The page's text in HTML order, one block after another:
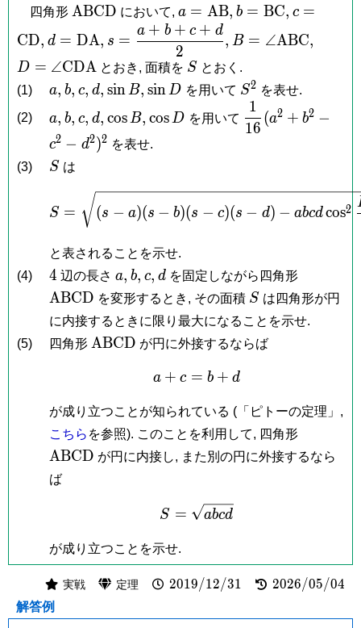
四角形 \mathrm{ABCD}
ABCD において, a =
\mathrm{AB},
a = AB, b =
b = BC, c =
c =
CD, d =
\mathrm{DA},
d = DA,
\dfrac{a+b+c+d}
{2},
s =
2
a + b + c + d
, B =
B = ∠ABC,
D = ∠CDA とおき, 面積を S
S とおく.
(1)
a,
a, b,
b, c,
c, d,
d, \sin
sin B, \sin
sin D を用いて S^2
S2 を表せ.
(2)
a, b,
b, c, d,
d,
\cos
B,
cos B,
\cos
D
cos D を用いて
\dfrac{1}
{16}
16
1
(a2 + b2 −
c2 − d2)2 を表せ.
(3)
S
S は
S = \sqrt{(s-a)(s-b)(s-
S = (s − a)(s − b)(s − c)(s − d) − abcdcos2
と表されることを示せ.
(4)
4
4 辺の長さ a,
a, b,
b, c,
c, d
d を固定しながら四角形
ABCD を変形するとき, その面積 S
S は四角形が円
に内接するときに限り最大になることを示せ.
(5)
四角形 \mathrm{ABCD}
ABCD が円に外接するならば
a+c = b+d
a + c = b + d
が成り立つことが知られている (「ピトーの定理」,
こちら を参照). このことを利用して, 四角形
ABCD が円に内接し, また別の円に外接するなら
ば
S = \sqrt{abcd}
S = abcd
が成り立つことを示せ.
実戦 定理 2019/12/31
2019/12/31 2026/05/04
2026/05/04
解答例